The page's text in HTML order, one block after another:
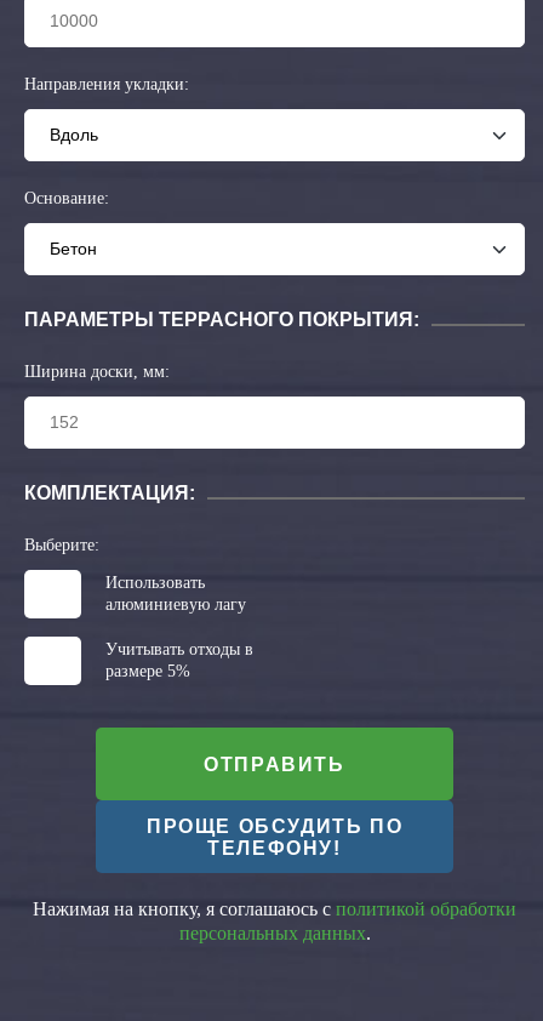
Направления укладки:
Основание:
ПАРАМЕТРЫ ТЕРРАСНОГО ПОКРЫТИЯ:
Ширина доски, мм:
КОМПЛЕКТАЦИЯ:
Выберите:
Использовать
алюминиевую лагу
Учитывать отходы в
размере 5%
ОТПРАВИТЬ
ПРОЩЕ ОБСУДИТЬ ПО
ТЕЛЕФОНУ!
Нажимая на кнопку, я соглашаюсь с политикой обработки
персональных данных.